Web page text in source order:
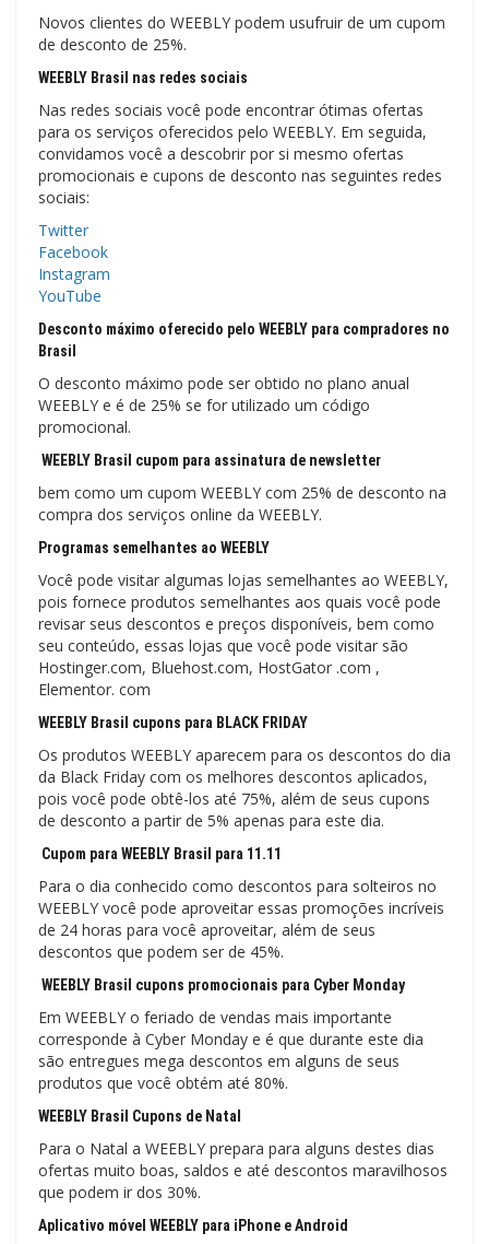
Novos clientes do WEEBLY podem usufruir de um cupom
de desconto de 25%.
WEEBLY Brasil nas redes sociais
Nas redes sociais você pode encontrar ótimas ofertas
para os serviços oferecidos pelo WEEBLY. Em seguida,
convidamos você a descobrir por si mesmo ofertas
promocionais e cupons de desconto nas seguintes redes
sociais:
Twitter
Facebook
Instagram
YouTube
Desconto máximo oferecido pelo WEEBLY para compradores no
Brasil
O desconto máximo pode ser obtido no plano anual
WEEBLY e é de 25% se for utilizado um código
promocional.
WEEBLY Brasil cupom para assinatura de newsletter
bem como um cupom WEEBLY com 25% de desconto na
compra dos serviços online da WEEBLY.
Programas semelhantes ao WEEBLY
Você pode visitar algumas lojas semelhantes ao WEEBLY,
pois fornece produtos semelhantes aos quais você pode
revisar seus descontos e preços disponíveis, bem como
seu conteúdo, essas lojas que você pode visitar são
Hostinger.com, Bluehost.com, HostGator .com ,
Elementor. com
WEEBLY Brasil cupons para BLACK FRIDAY
Os produtos WEEBLY aparecem para os descontos do dia
da Black Friday com os melhores descontos aplicados,
pois você pode obtê-los até 75%, além de seus cupons
de desconto a partir de 5% apenas para este dia.
Cupom para WEEBLY Brasil para 11.11
Para o dia conhecido como descontos para solteiros no
WEEBLY você pode aproveitar essas promoções incríveis
de 24 horas para você aproveitar, além de seus
descontos que podem ser de 45%.
WEEBLY Brasil cupons promocionais para Cyber ​​Monday
Em WEEBLY o feriado de vendas mais importante
corresponde à Cyber ​​​​Monday e é que durante este dia
são entregues mega descontos em alguns de seus
produtos que você obtém até 80%.
WEEBLY Brasil Cupons de Natal
Para o Natal a WEEBLY prepara para alguns destes dias
ofertas muito boas, saldos e até descontos maravilhosos
que podem ir dos 30%.
Aplicativo móvel WEEBLY para iPhone e Android